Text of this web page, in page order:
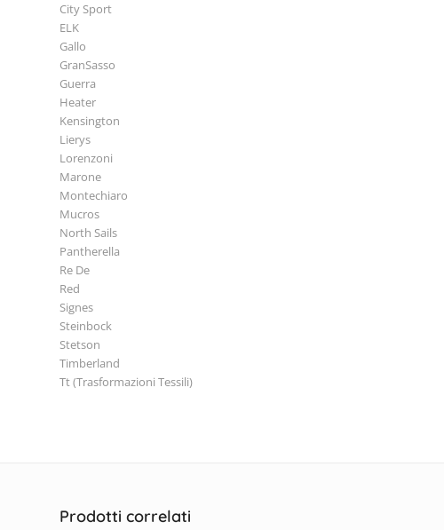
City Sport
ELK
Gallo
GranSasso
Guerra
Heater
Kensington
Lierys
Lorenzoni
Marone
Montechiaro
Mucros
North Sails
Pantherella
Re De
Red
Signes
Steinbock
Stetson
Timberland
Tt (Trasformazioni Tessili)
Prodotti correlati